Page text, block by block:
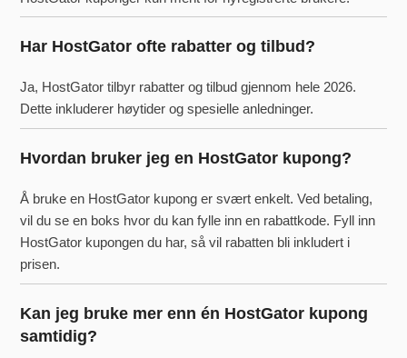
Har HostGator ofte rabatter og tilbud?
Ja, HostGator tilbyr rabatter og tilbud gjennom hele 2026.
Dette inkluderer høytider og spesielle anledninger.
Hvordan bruker jeg en HostGator kupong?
Å bruke en HostGator kupong er svært enkelt. Ved betaling,
vil du se en boks hvor du kan fylle inn en rabattkode. Fyll inn
HostGator kupongen du har, så vil rabatten bli inkludert i
prisen.
Kan jeg bruke mer enn én HostGator kupong
samtidig?